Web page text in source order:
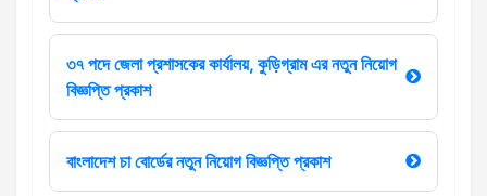
৩৭ পদে জেলা প্রশাসকের কার্যালয়, কুড়িগ্রাম এর নতুন নিয়োগ
বিজ্ঞপ্তি প্রকাশ
বাংলাদেশ চা বোর্ডের নতুন নিয়োগ বিজ্ঞপ্তি প্রকাশ